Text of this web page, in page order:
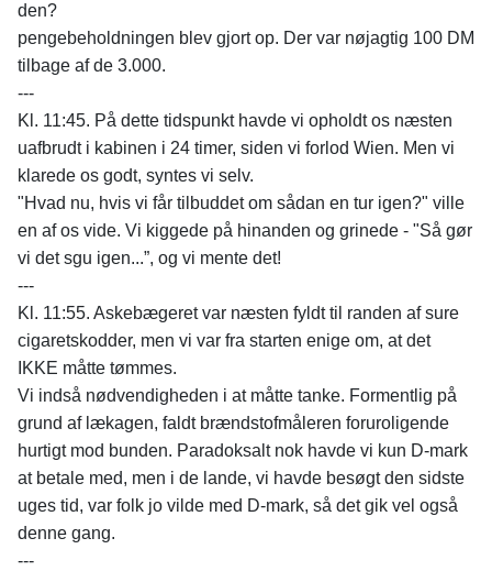
den?
pengebeholdningen blev gjort op. Der var nøjagtig 100 DM
tilbage af de 3.000.
---
Kl. 11:45. På dette tidspunkt havde vi opholdt os næsten
uafbrudt i kabinen i 24 timer, siden vi forlod Wien. Men vi
klarede os godt, syntes vi selv.
"Hvad nu, hvis vi får tilbuddet om sådan en tur igen?" ville
en af os vide. Vi kiggede på hinanden og grinede - "Så gør
vi det sgu igen...”, og vi mente det!
---
Kl. 11:55. Askebægeret var næsten fyldt til randen af sure
cigaretskodder, men vi var fra starten enige om, at det
IKKE måtte tømmes.
Vi indså nødvendigheden i at måtte tanke. Formentlig på
grund af lækagen, faldt brændstofmåleren foruroligende
hurtigt mod bunden. Paradoksalt nok havde vi kun D-mark
at betale med, men i de lande, vi havde besøgt den sidste
uges tid, var folk jo vilde med D-mark, så det gik vel også
denne gang.
---